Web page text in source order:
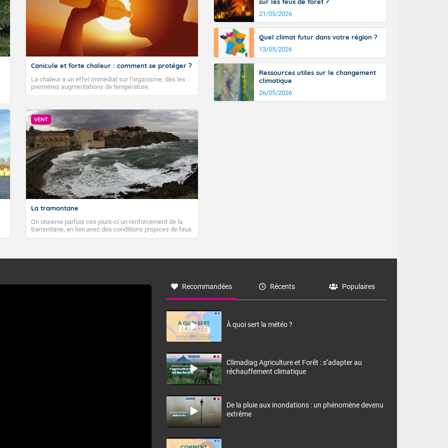
Canicule et forte chaleur : comment se protéger ?
La chaleur a un effet immédiat sur l’organisme, dès les
premières augmentations de température.
VENT
La tramontane
On observe parfois ces jours-ci un renforcement de la
tramontane, en lien avec des conditions propices de feux
de forêt. Mais qu'est-ce que la tramontane ? Quelles sont
à nord-ouest, dans un secteur qui part du Roussillon à la
monts, en allusion aux régions montagneuses d’où
21/05/2026
Quel climat futur dans votre région ?
13/05/2026
Ressources utiles sur le changement
climatique
26/05/2026
Recommandées Récents Populaires
À quoi sert la météo ?
Climadiag Agriculture et Forêt : s’adapter au
réchauffement climatique
De la pluie aux inondations : un phénomène devenu
extrême